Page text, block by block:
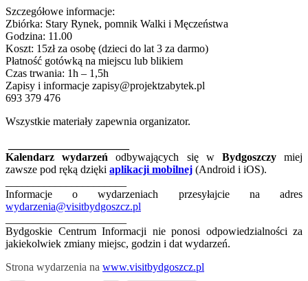
Szczegółowe informacje:
Zbiórka: Stary Rynek, pomnik Walki i Męczeństwa
Godzina: 11.00
Koszt: 15zł za osobę (dzieci do lat 3 za darmo)
Płatność gotówką na miejscu lub blikiem
Czas trwania: 1h – 1,5h
Zapisy i informacje zapisy@projektzabytek.pl
693 379 476
Wszystkie materiały zapewnia organizator.
Kalendarz wydarzeń odbywających się w Bydgoszczymiej
zawsze pod ręką dzięki aplikacji mobilnej (Android i iOS).
Informacje o wydarzeniach przesyłajcie na adres
wydarzenia@visitbydgoszcz.pl
Bydgoskie Centrum Informacji nie ponosi odpowiedzialności za
jakiekolwiek zmiany miejsc, godzin i dat wydarzeń.
Strona wydarzenia na www.visitbydgoszcz.pl